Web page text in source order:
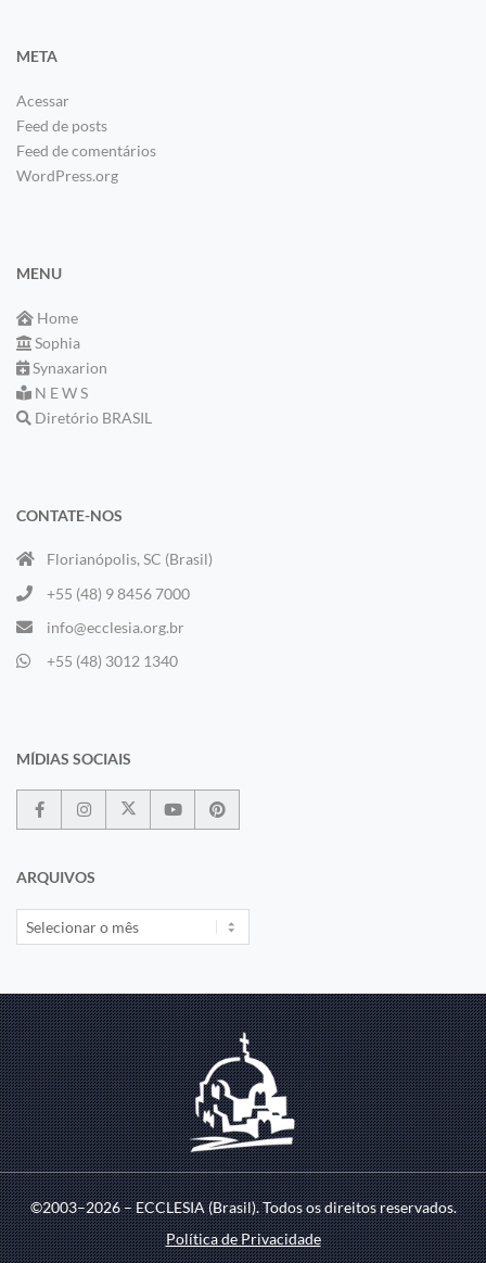
META
Acessar
Feed de posts
Feed de comentários
WordPress.org
MENU
Home
Sophia
Synaxarion
N E W S
Diretório BRASIL
CONTATE-NOS
Florianópolis, SC (Brasil)
+55 (48) 9 8456 7000
info@ecclesia.org.br
+55 (48) 3012 1340
MÍDIAS SOCIAIS
ARQUIVOS
©2003–2026 – ECCLESIA (Brasil). Todos os direitos reservados.
Política de Privacidade